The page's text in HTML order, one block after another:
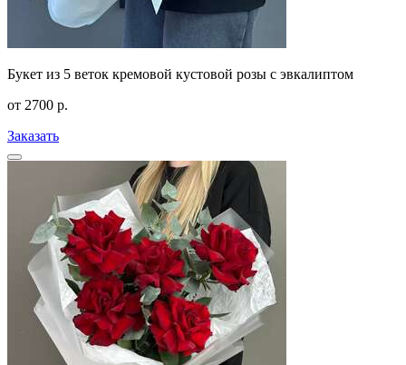
Букет из 5 веток кремовой кустовой розы с эвкалиптом
от 2700 р.
Заказать